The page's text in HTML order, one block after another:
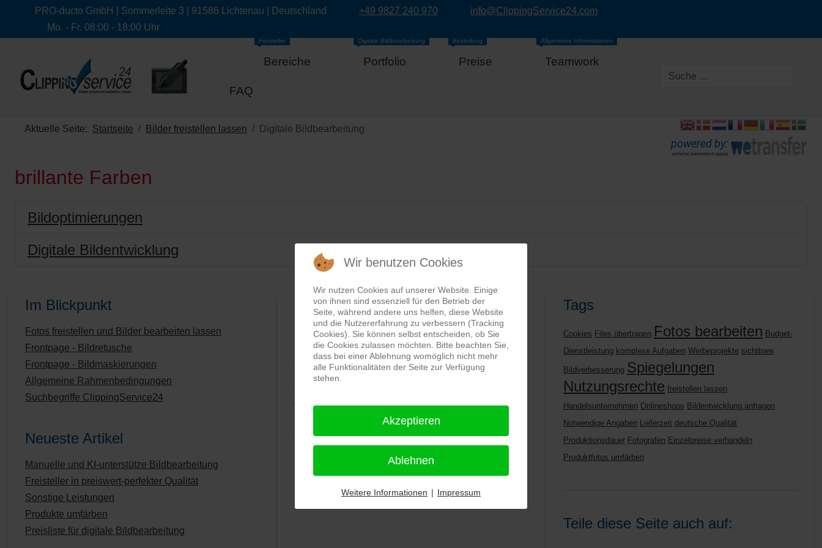
PRO-ducto GmbH | Sommerleite 3 | 91586 Lichtenau | Deutschland +49 9827 240 970
info@ClippingService24.com
Mo. - Fr. 08:00 - 18:00 Uhr
Bereiche
Freisteller
Portfolio
Digitale Bildbearbeitung
Preise
Bestellung
Teamwork
Allgemeine Informationen
FAQ
Aktuelle Seite: Startseite Bilder freistellen lassen Digitale Bildbearbeitung
powered by:
einfache Datenübertragung
brillante Farben
Bildoptimierungen
Digitale Bildentwicklung
Im Blickpunkt
Fotos freistellen und Bilder bearbeiten lassen
Frontpage - Bildretusche
Frontpage - Bildmaskierungen
Allgemeine Rahmenbedingungen
Suchbegriffe ClippingService24
Neueste Artikel
Manuelle und KI-unterstütze Bildbearbeitung
Freisteller in preiswert-perfekter Qualität
Sonstige Leistungen
Produkte umfärben
Preisliste für digitale Bildbearbeitung
PRO-ducto GmbH, Fotografie und Bildbearbeitung in
Lichtenau
⭐⭐⭐⭐⭐bei144 Google-Rezensionen (Stand
11.01.2026)
Tags
Cookies Files übertragen Fotos bearbeiten Budget-
Dienstleistung komplexe Aufgaben Werbeprojekte sichtbare
Bildverbesserung Spiegelungen
Nutzungsrechte freistellen lassen
Handelsunternehmen Onlineshops Bildentwicklung anfragen
Notwendige Angaben Lieferzeit deutsche Qualität
Produktionsdauer Fotografen Einzelpreise verhandeln
Produktfotos umfärben
Teile diese Seite auch auf:
Wir benutzen Cookies
Wir nutzen Cookies auf unserer Website. Einige
von ihnen sind essenziell für den Betrieb der
Seite, während andere uns helfen, diese Website
und die Nutzererfahrung zu verbessern (Tracking
Cookies). Sie können selbst entscheiden, ob Sie
die Cookies zulassen möchten. Bitte beachten Sie,
dass bei einer Ablehnung womöglich nicht mehr
alle Funktionalitäten der Seite zur Verfügung
stehen.
Akzeptieren
Ablehnen
Weitere Informationen | Impressum